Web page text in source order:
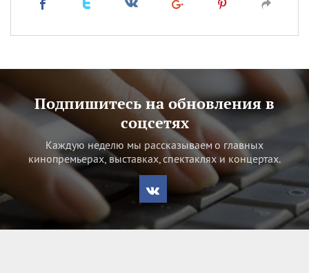
Подпишитесь на обновления в
соцсетях
Каждую неделю мы рассказываем о главных
кинопремьерах, выставках, спектаклях и концертах.